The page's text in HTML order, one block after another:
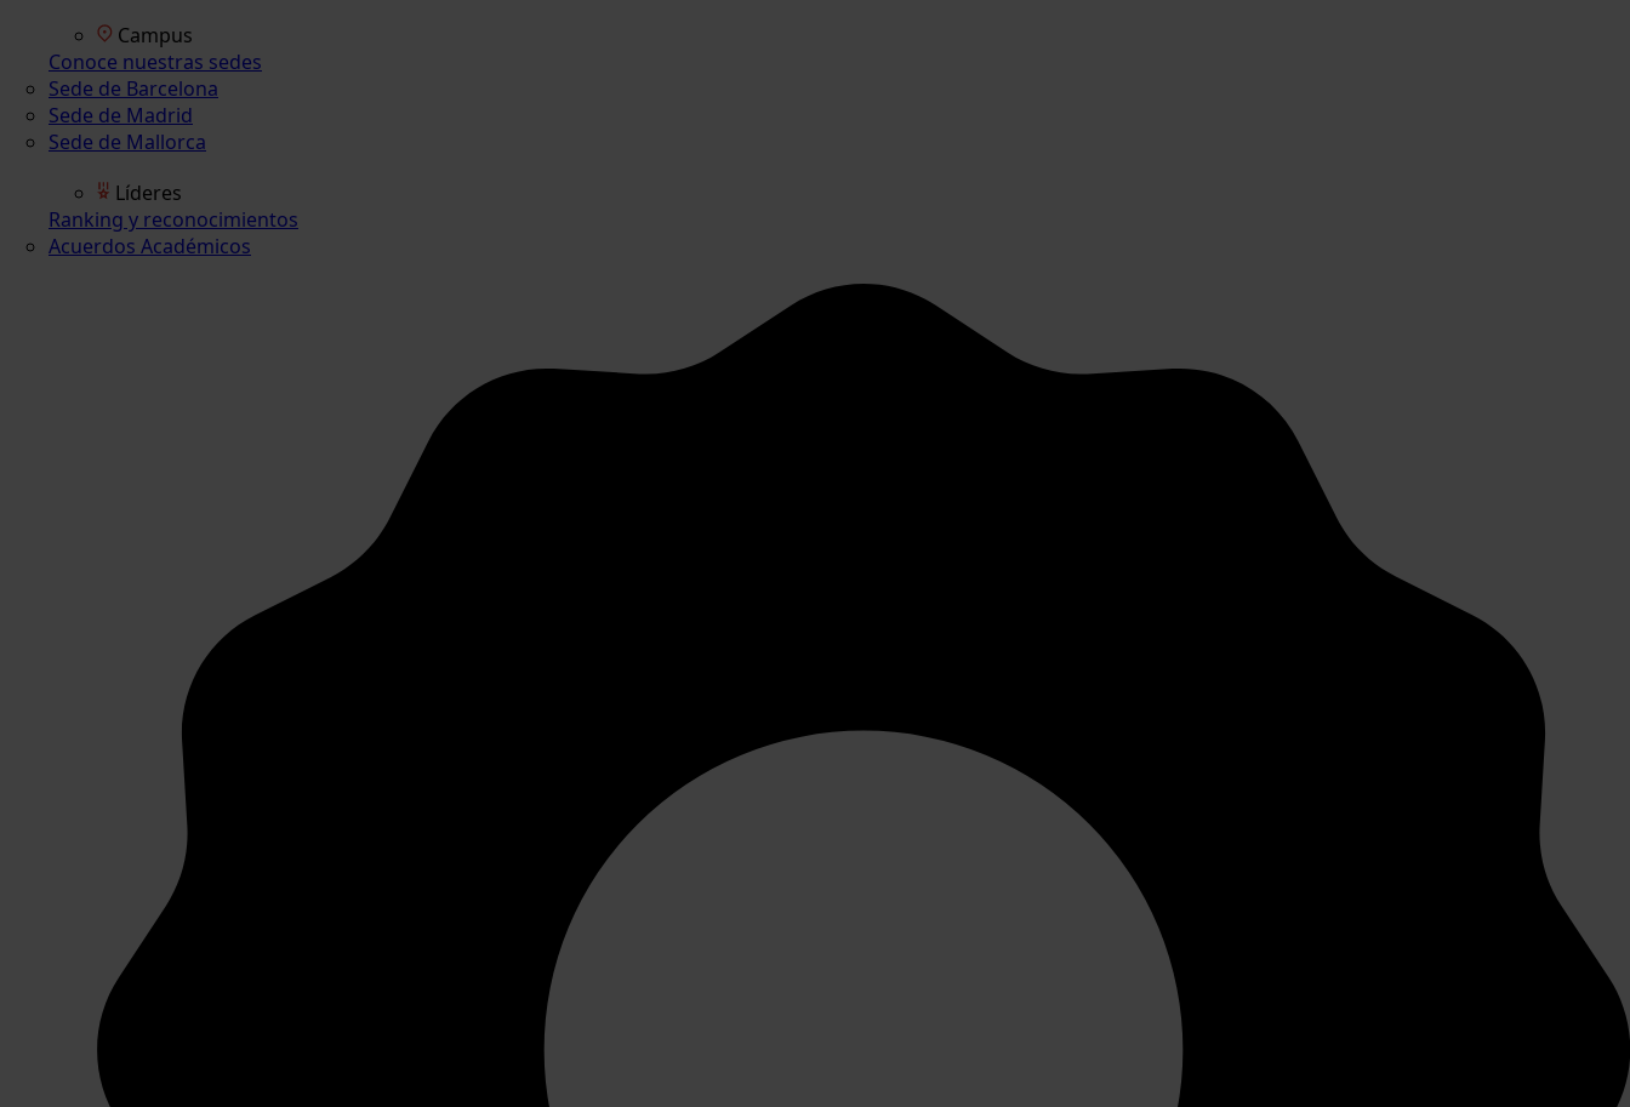
Campus
Conoce nuestras sedes
Sede de Barcelona
Sede de Madrid
Sede de Mallorca
Líderes
Ranking y reconocimientos
Acuerdos Académicos